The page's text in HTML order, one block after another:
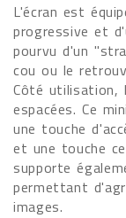
L'écran est
progressive et
pourvu d'un
cou ou le
Côté utilisation,
espacées. Ce
une touche
et une touche
supporte
permettant
images.